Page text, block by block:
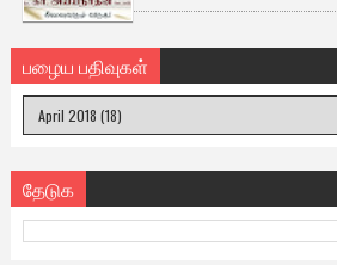
பழைய பதிவுகள்
தேடுக